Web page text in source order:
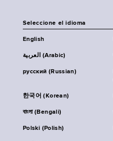
Seleccione el idioma
English
العربية (Arabic)
русский (Russian)
한국어 (Korean)
বাংলা (Bengali)
Polski (Polish)